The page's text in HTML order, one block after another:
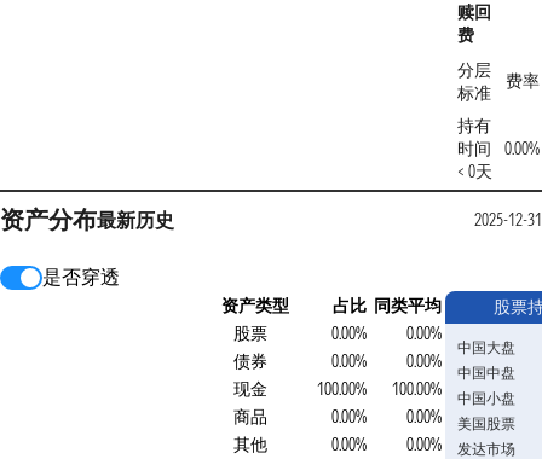
赎回
费
分层
标准
费率
持有
时间
< 0天
0.00%
资产分布最新历史 2025-12-31
是否穿透
资产类型 占比 同类平均
股票
0.00%
0.00%
债券
0.00%
0.00%
现金
100.00%
100.00%
商品
0.00%
0.00%
其他
0.00% 0.00%
股票
中国大盘
中国中盘
中国小盘
美国股票
发达市场